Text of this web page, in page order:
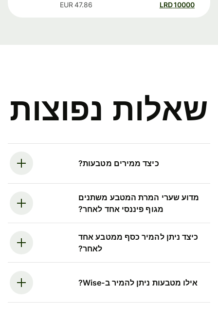
10000
LRD
47.86
EUR
שאלות נפוצות
כיצד ממירים מטבעות?
מדוע שערי המרת המטבע משתנים
מגוף פיננסי אחד לאחר?
כיצד ניתן להמיר כסף ממטבע אחד
לאחר?
אילו מטבעות ניתן להמיר ב-Wise?